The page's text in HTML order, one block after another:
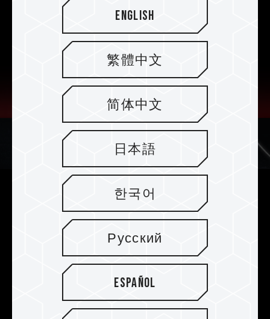
Neue Generation der
Fehlerkorrekturtechnologie
Das Produkt gewährleistet Datengenauigkeit
mit hervorragender Leistung und Stabilität. Es
verwendet die brandneue 4K-LDPC-Technologie
(Low-Density Parity-Check Code), um die
Lebensdauer der SSD zu verlängern.
English
繁體中文
简体中文
日本語
한국어
Русский
Español